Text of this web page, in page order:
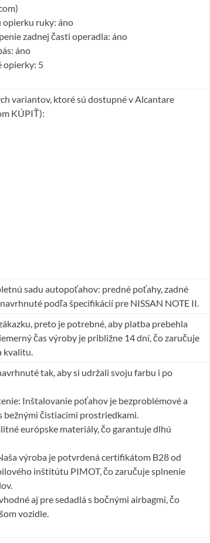
ruky: áno
zadnej časti operadla: áno
áno
opierky: 5
variantov, ktoré sú dostupné v Alcantare
KÚPIŤ):
sadu autopoťahov: predné poťahy, zadné
podľa špecifikácií pre NISSAN NOTE II.
preto je potrebné, aby platba prebehla
čas výroby je približne 14 dní, čo zaručuje
kvalitu.
tak, aby si udržali svoju farbu i po
Inštalovanie poťahov je bezproblémové a
bežnými čistiacimi prostriedkami.
európske materiály, čo garantuje dlhú
výroba je potvrdená certifikátom B28 od
inštitútu PIMOT, čo zaručuje splnenie
aj pre sedadlá s bočnými airbagmi, čo
vozidle.